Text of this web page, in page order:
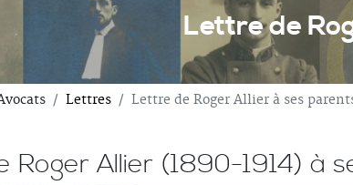
Lettre de
Lettres Lettre de Roger Allier à ses
Roger Allier (1890-1914) à